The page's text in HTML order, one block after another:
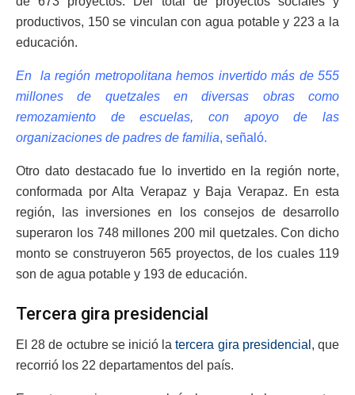
productivos, 150 se vinculan con agua potable y 223 a la
educación.
En la región metropolitana hemos invertido más de 555
millones de quetzales en diversas obras como
remozamiento de escuelas, con apoyo de las
organizaciones de padres de familia, señaló.
Otro dato destacado fue lo invertido en la región norte,
conformada por Alta Verapaz y Baja Verapaz. En esta
región, las inversiones en los consejos de desarrollo
superaron los 748 millones 200 mil quetzales. Con dicho
monto se construyeron 565 proyectos, de los cuales 119
son de agua potable y 193 de educación.
Tercera gira presidencial
El 28 de octubre se inició latercera gira presidencial , que
recorrió los 22 departamentos del país.